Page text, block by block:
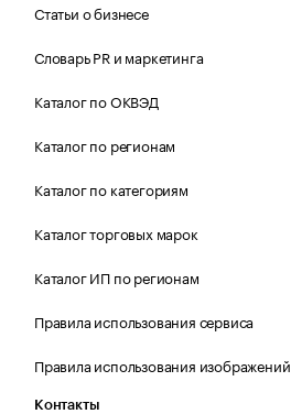
Статьи о бизнесе
Словарь PR и маркетинга
Каталог по ОКВЭД
Каталог по регионам
Каталог по категориям
Каталог торговых марок
Каталог ИП по регионам
Правила использования сервиса
Правила использования изображений
Контакты